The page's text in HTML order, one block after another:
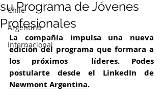
Chile
Argentina
Internacional
su Programa de Jóvenes
Profesionales
La compañía impulsa una nueva
edición del programa que formara a
los próximos  líderes. Podes
Newmont Argentina.